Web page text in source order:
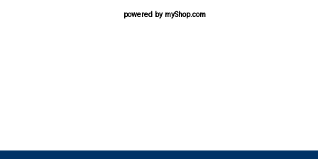
powered by myShop.com